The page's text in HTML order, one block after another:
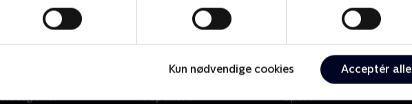
Kun nødvendige cookies Acceptér alle
Star Wars: Visions Presents - The Ninth Jedi
Serier • 1 sæsoner
LEGO filmen 2
2019 • Film • 1 t. 47 min
Kategorier Populært Sport